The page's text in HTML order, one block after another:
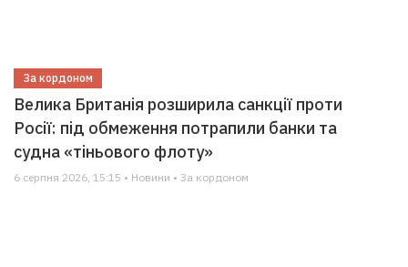
За кордоном
Велика Британія розширила санкції проти
Росії: під обмеження потрапили банки та
судна «тіньового флоту»
6 серпня 2026, 15:15 • Новини • За кордоном